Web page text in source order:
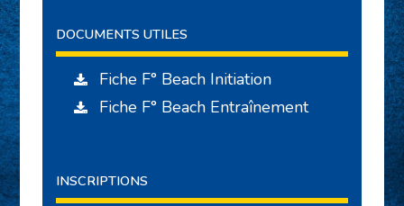
DOCUMENTS UTILES
Fiche F° Beach Initiation
Fiche F° Beach Entraînement
INSCRIPTIONS